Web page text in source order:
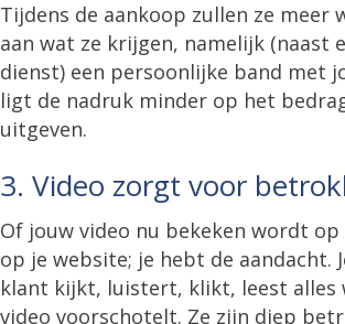
Tijdens de aankoop zullen ze meer
aan wat ze krijgen, namelijk (naast
dienst) een persoonlijke band met
ligt de nadruk minder op het
uitgeven.
3. Video zorgt voor
Of jouw video nu bekeken wordt
op je website; je hebt de aandacht.
klant kijkt, luistert, klikt, leest alles
video voorschotelt. Ze zijn diep